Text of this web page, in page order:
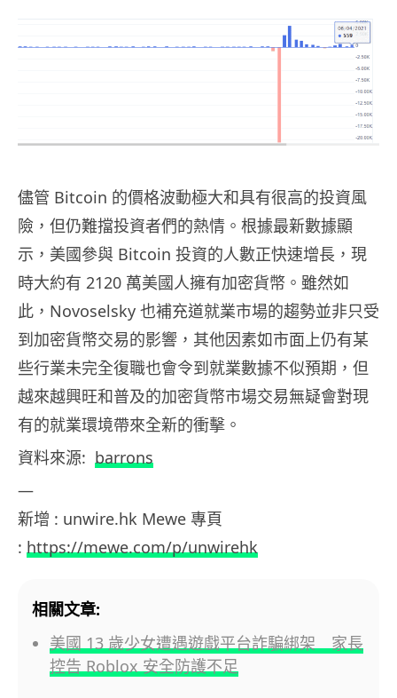
儘管 Bitcoin 的價格波動極大和具有很高的投資風
險，但仍難擋投資者們的熱情。根據最新數據顯
示，美國參與 Bitcoin 投資的人數正快速增長，現
時大約有 2120 萬美國人擁有加密貨幣。雖然如
此，Novoselsky 也補充道就業市場的趨勢並非只受
到加密貨幣交易的影響，其他因素如市面上仍有某
些行業未完全復職也會令到就業數據不似預期，但
越來越興旺和普及的加密貨幣市場交易無疑會對現
有的就業環境帶來全新的衝擊。
資料來源: barrons
—
新增 : unwire.hk Mewe 專頁
: https://mewe.com/p/unwirehk
相關文章:
美國 13 歲少女遭遇遊戲平台詐騙綁架 家長
控告 Roblox 安全防護不足